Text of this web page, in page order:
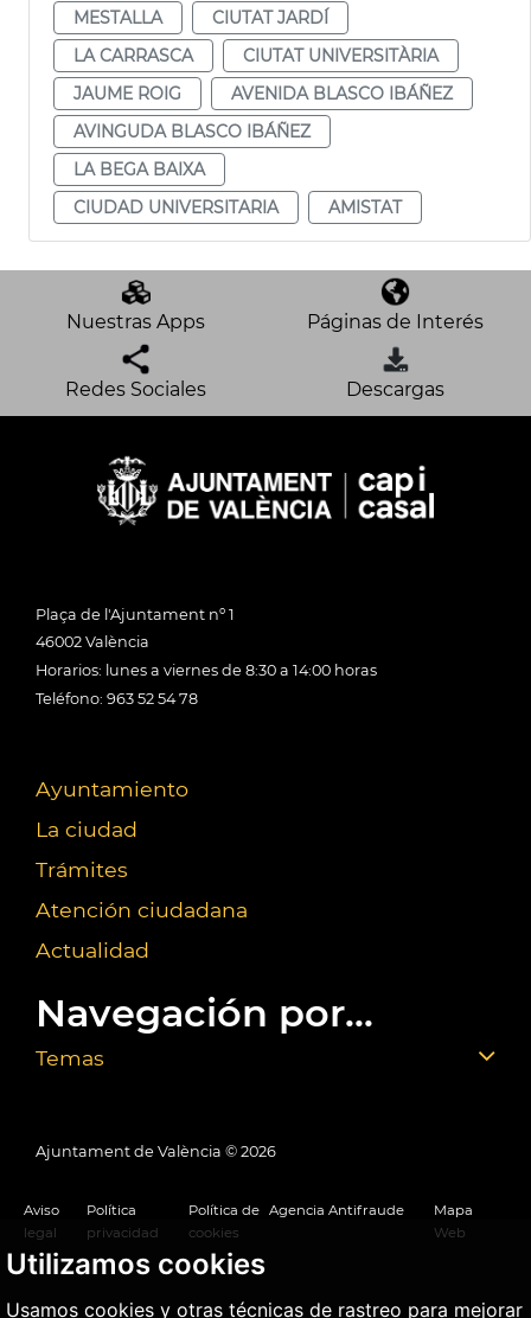
Utilizamos cookies
Usamos cookies y otras técnicas de rastreo para mejorar
MESTALLA
CIUTAT JARDÍ
LA CARRASCA
CIUTAT UNIVERSITÀRIA
JAUME ROIG
AVENIDA BLASCO IBÁÑEZ
AVINGUDA BLASCO IBÁÑEZ
LA BEGA BAIXA
CIUDAD UNIVERSITARIA
AMISTAT
Nuestras Apps Páginas de Interés
Redes Sociales Descargas
Plaça de l'Ajuntament nº 1
46002 València
Horarios: lunes a viernes de 8:30 a 14:00 horas
Teléfono: 963 52 54 78
Ayuntamiento
La ciudad
Trámites
Atención ciudadana
Actualidad
Navegación por...
Temas
Ajuntament de València © 2026
Aviso
legal
Política
privacidad
Política de
cookies
Agencia Antifraude
Mapa
Web